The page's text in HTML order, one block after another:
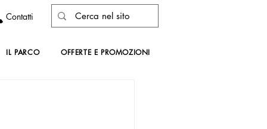
Contatti
IL PARCO OFFERTE E PROMOZIONI